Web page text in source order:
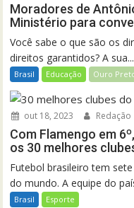
Moradores de
Ministério para
Você sabe o que são os
direitos garantidos? A sua...
Brasil Educação Ouro
out 18, 2023 Redação
Com Flamengo em
os 30 melhores
Futebol brasileiro tem
do mundo. A equipe do
Brasil Esporte